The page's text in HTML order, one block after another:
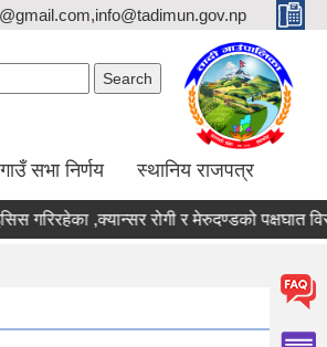
गाउँ सभा निर्णय स्थानिय राजपत्र
गरिरहेका ,क्यान्सर रोगी र मेरुदण्डको पक्षघात